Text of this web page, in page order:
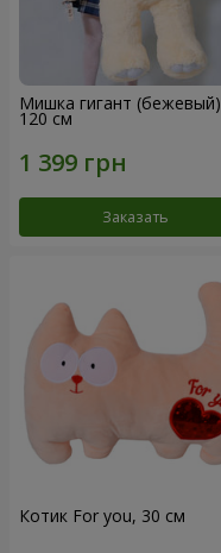
Мишка гигант (бежевый)
120 см
Заказать
Котик For you, 30 см